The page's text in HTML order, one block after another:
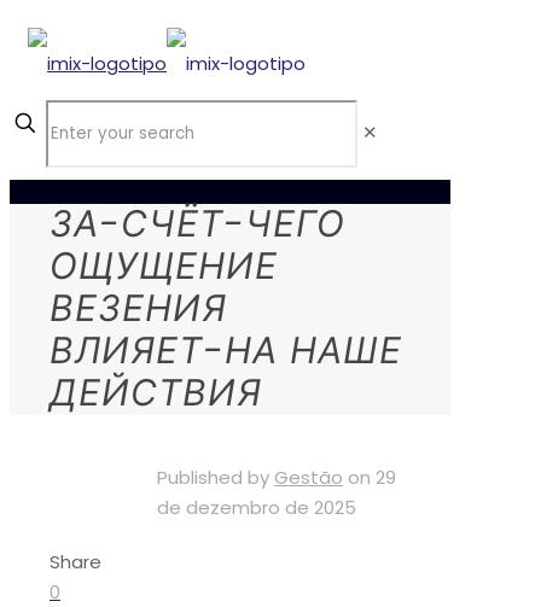
✕
ЗА-СЧЁТ-ЧЕГО
ОЩУЩЕНИЕ
ВЕЗЕНИЯ
ВЛИЯЕТ-НА НАШЕ
ДЕЙСТВИЯ
Published by Gestão on 29
de dezembro de 2025
Share
0